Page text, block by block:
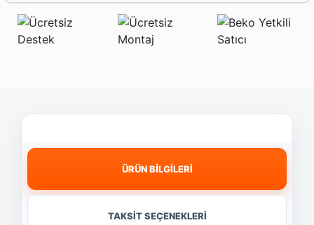
ÜRÜN BİLGİLERİ
TAKSİT SEÇENEKLERİ